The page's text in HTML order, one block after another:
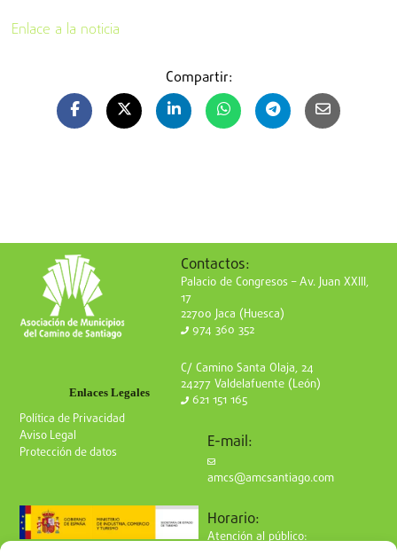
Enlace a la noticia
Compartir:
Enlaces Legales
Política de Privacidad
Aviso Legal
Protección de datos
Contactos:
Palacio de Congresos – Av. Juan XXIII,
17
22700 Jaca (Huesca)
974 360 352
C/ Camino Santa Olaja, 24
24277 Valdelafuente (León)
621 151 165
E-mail:
amcs@amcsantiago.com
Horario:
Atención al público: